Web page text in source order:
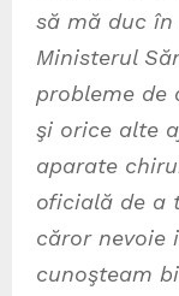
să mă duc
Ministerul
probleme de
şi orice alte
aparate
oficială de a
căror nevoie
cunoşteam